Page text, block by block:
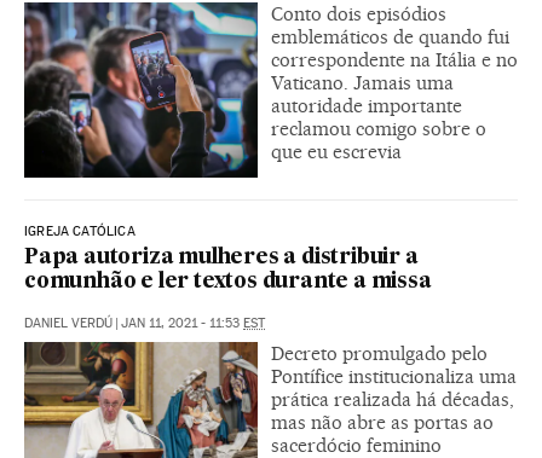
Conto dois episódios
emblemáticos de quando fui
correspondente na Itália e no
Vaticano. Jamais uma
autoridade importante
reclamou comigo sobre o
que eu escrevia
IGREJA CATÓLICA
Papa autoriza mulheres a distribuir a
comunhão e ler textos durante a missa
DANIEL VERDÚ | JAN 11, 2021 - 11:53 EST
Decreto promulgado pelo
Pontífice institucionaliza uma
prática realizada há décadas,
mas não abre as portas ao
sacerdócio feminino